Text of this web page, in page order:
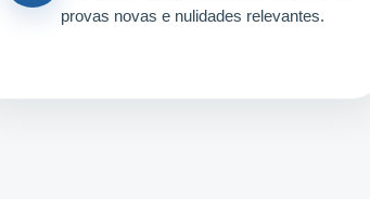
provas novas e nulidades relevantes.